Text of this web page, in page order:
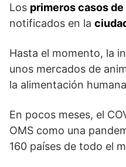
Los primeros casos de
notificados en la
Hasta el momento, la
unos mercados de
la alimentación
En pocos meses, el
OMS como una
160 países de todo el